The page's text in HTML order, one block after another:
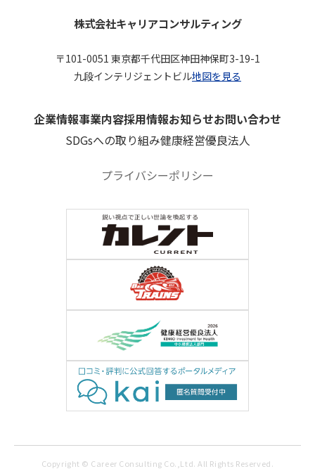
株式会社キャリアコンサルティング
〒101-0051 東京都千代田区神田神保町3-19-1
九段インテリジェントビル地図を見る
企業情報事業内容採用情報お知らせお問い合わせ
SDGsへの取り組み健康経営優良法人
プライバシーポリシー
Copyright © Career Consulting Co.,Ltd. All Rights Reserved.